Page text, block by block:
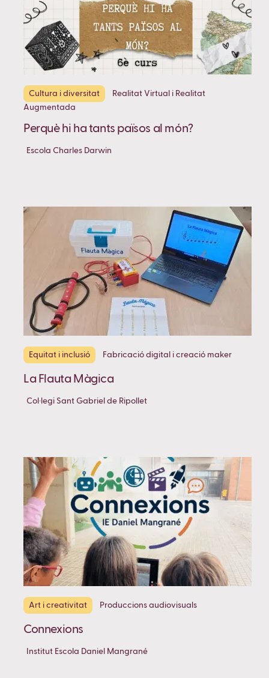
Cultura i diversitat
Realitat Virtual i Realitat
Augmentada
Perquè hi ha tants països al món?
Escola Charles Darwin
Equitat i inclusió Fabricació digital i creació maker
La Flauta Màgica
Col·legi Sant Gabriel de Ripollet
Art i creativitat Produccions audiovisuals
Connexions
Institut Escola Daniel Mangrané